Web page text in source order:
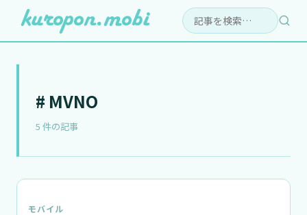
検索:
# MVNO
5 件の記事
モバイル